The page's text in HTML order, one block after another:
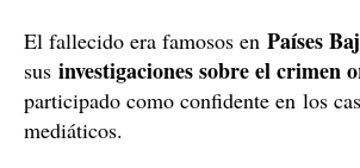
El fallecido era famosos en Países
sus investigaciones sobre el crimen
participado como confidente en los
mediáticos.